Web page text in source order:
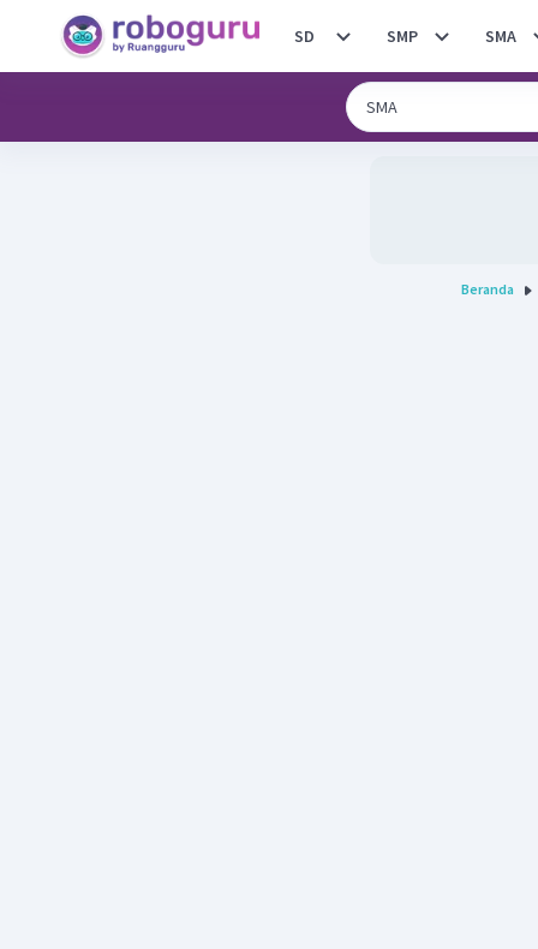
SD SMP SMA
Beranda